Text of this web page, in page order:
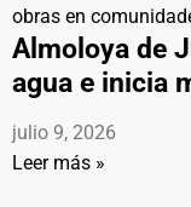
Almoloya de
agua e inicia
julio 9, 2026
Leer más »